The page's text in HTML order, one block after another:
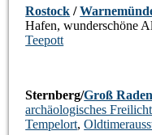
Rostock /
Hafen, wunderschöne
Teepott
Sternberg/Groß Raden
archäologisches
Tempelort,